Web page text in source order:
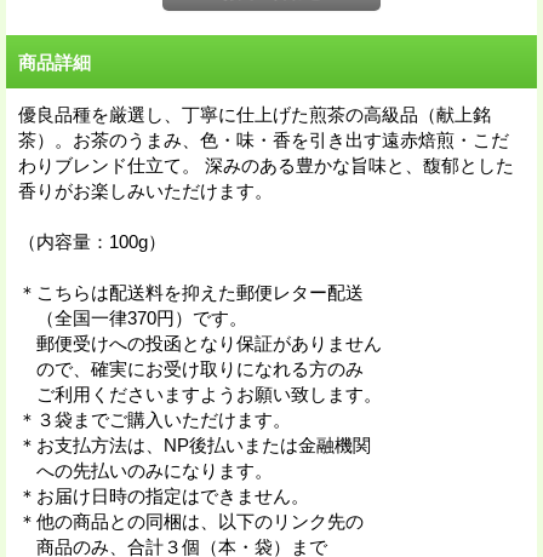
商品詳細
優良品種を厳選し、丁寧に仕上げた煎茶の高級品（献上銘
茶）。お茶のうまみ、色・味・香を引き出す遠赤焙煎・こだ
わりブレンド仕立て。 深みのある豊かな旨味と、馥郁とした
香りがお楽しみいただけます。
（内容量：100g）
＊こちらは配送料を抑えた郵便レター配送
（全国一律370円）です。
郵便受けへの投函となり保証がありません
ので、確実にお受け取りになれる方のみ
ご利用くださいますようお願い致します。
＊３袋までご購入いただけます。
＊お支払方法は、NP後払いまたは金融機関
への先払いのみになります。
＊お届け日時の指定はできません。
＊他の商品との同梱は、以下のリンク先の
商品のみ、合計３個（本・袋）まで